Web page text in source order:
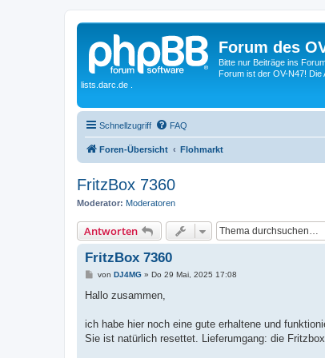
Forum des
Bitte nur Beiträge ins
Forum ist der OV-N47!
lists.darc.de .
Schnellzugriff FAQ
Foren-Übersicht Flohmarkt
FritzBox 7360
Moderator: Moderatoren
Antworten
FritzBox 7360
B
i
a
von DJ4MG» Do 29 Mai, 2025 17:08
Hallo zusammen,
ich habe hier noch eine gute erhaltene und
Sie ist natürlich resettet. Lieferumgang: die